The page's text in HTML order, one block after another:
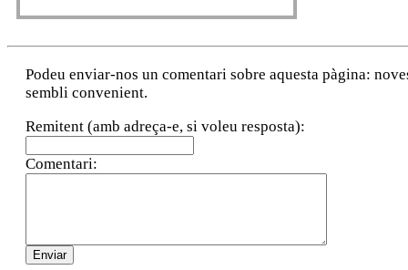
Podeu enviar-nos un comentari sobre aquesta pàgina:
sembli convenient.
Remitent (amb adreça-e, si voleu resposta):
Comentari: